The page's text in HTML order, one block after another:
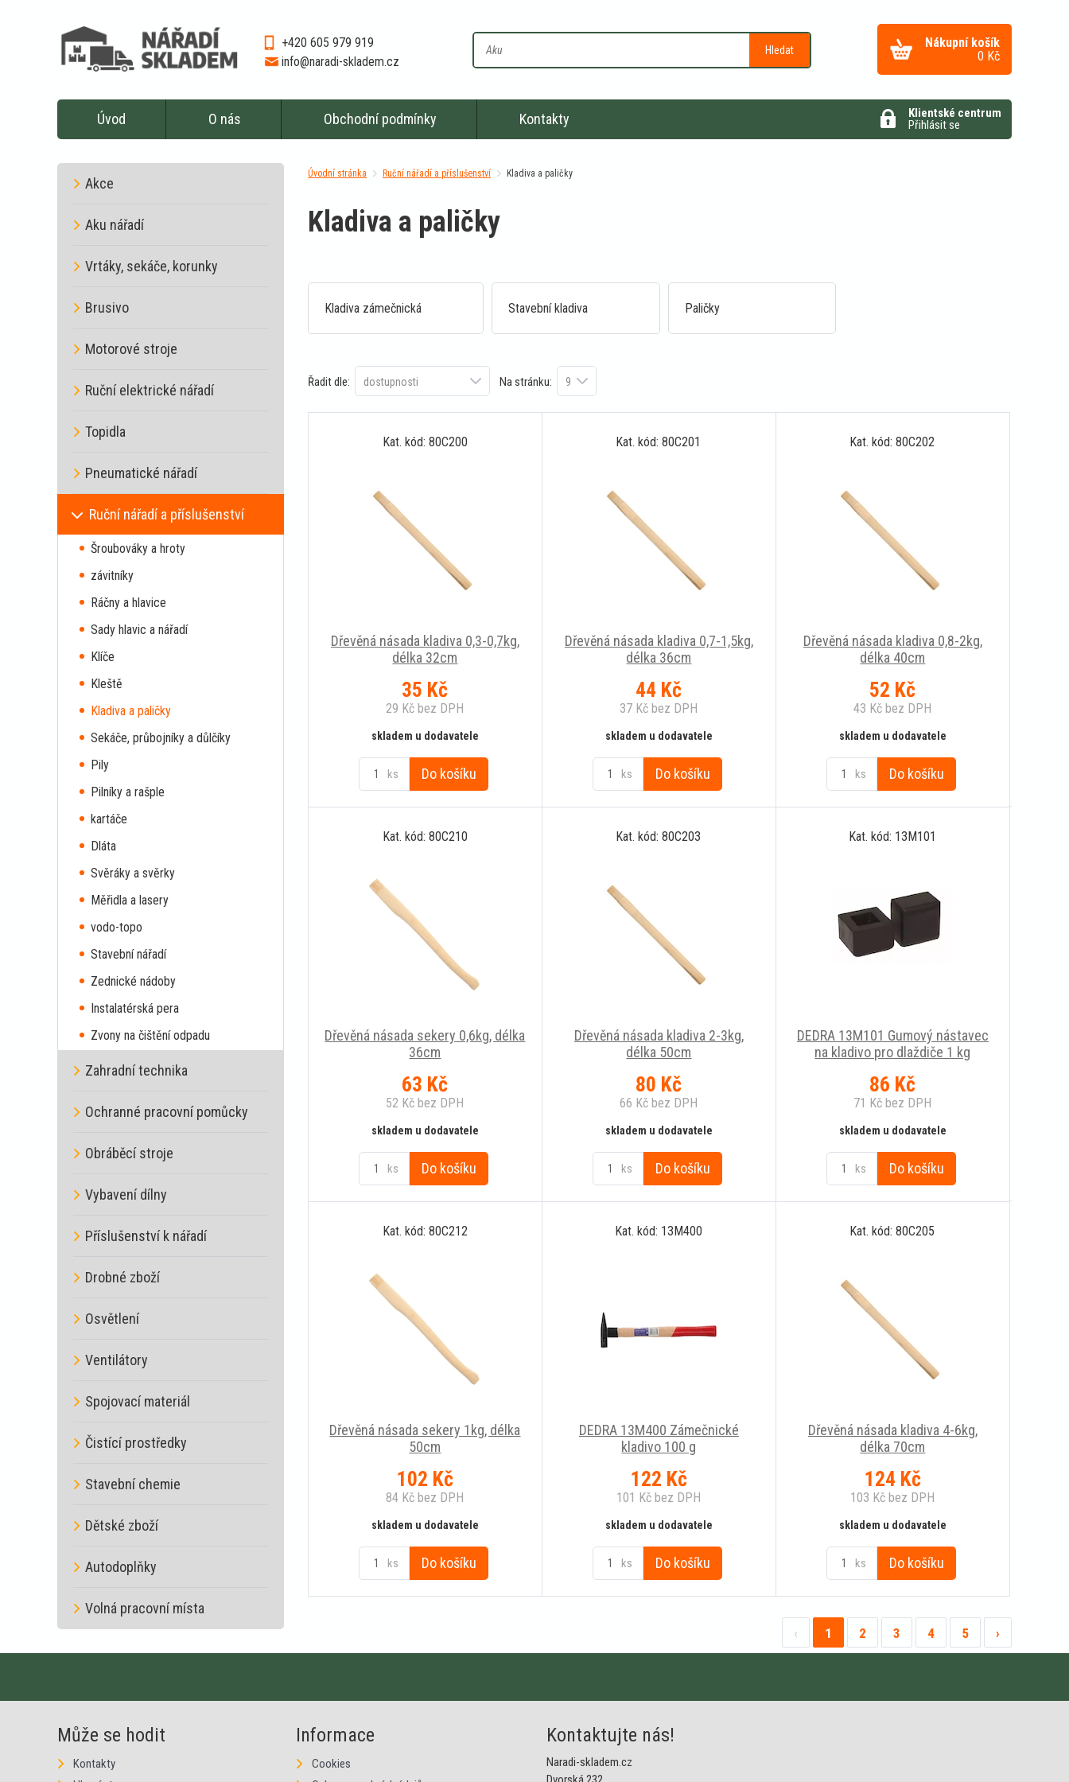
Úvod O nás Obchodní podmínky Kontakty
Hledat
Klientské centrum
Přihlásit se
+420 605 979 919
info@naradi-skladem.cz
Nákupní košík
0 Kč
Úvodní stránka Ruční nářadí a příslušenství Kladiva a paličky
Kladiva a paličky
Kladiva zámečnická Stavební kladiva Paličky
Řadit dle: Na stránku:
Kat. kód: 80C200
Dřevěná násada kladiva 0,3-0,7kg,
délka 32cm
35 Kč
29 Kč bez DPH
skladem u dodavatele
ks Do košíku
Kat. kód: 80C201
Dřevěná násada kladiva 0,7-1,5kg,
délka 36cm
44 Kč
37 Kč bez DPH
skladem u dodavatele
ks Do košíku
Kat. kód: 80C202
Dřevěná násada kladiva 0,8-2kg,
délka 40cm
52 Kč
43 Kč bez DPH
skladem u dodavatele
ks Do košíku
Kat. kód: 80C210
Dřevěná násada sekery 0,6kg, délka
36cm
63 Kč
52 Kč bez DPH
skladem u dodavatele
ks Do košíku
Kat. kód: 80C203
Dřevěná násada kladiva 2-3kg,
délka 50cm
80 Kč
66 Kč bez DPH
skladem u dodavatele
ks Do košíku
Kat. kód: 13M101
DEDRA 13M101 Gumový nástavec
na kladivo pro dlaždiče 1 kg
86 Kč
71 Kč bez DPH
skladem u dodavatele
ks Do košíku
Kat. kód: 80C212
Dřevěná násada sekery 1kg, délka
50cm
102 Kč
84 Kč bez DPH
skladem u dodavatele
ks Do košíku
Kat. kód: 13M400
DEDRA 13M400 Zámečnické
kladivo 100 g
122 Kč
101 Kč bez DPH
skladem u dodavatele
ks Do košíku
Kat. kód: 80C205
Dřevěná násada kladiva 4-6kg,
délka 70cm
124 Kč
103 Kč bez DPH
skladem u dodavatele
ks Do košíku
‹ 1 2 3 4 5 ›
Akce
Aku nářadí
Vrtáky, sekáče, korunky
Brusivo
Motorové stroje
Ruční elektrické nářadí
Topidla
Pneumatické nářadí
Ruční nářadí a příslušenství
Šroubováky a hroty
závitníky
Ráčny a hlavice
Sady hlavic a nářadí
Klíče
Kleště
Kladiva a paličky
Sekáče, průbojníky a důlčíky
Pily
Pilníky a rašple
kartáče
Dláta
Svěráky a svěrky
Měřidla a lasery
vodo-topo
Stavební nářadí
Zednické nádoby
Instalatérská pera
Zvony na čištění odpadu
Zahradní technika
Ochranné pracovní pomůcky
Obráběcí stroje
Vybavení dílny
Příslušenství k nářadí
Drobné zboží
Osvětlení
Ventilátory
Spojovací materiál
Čistící prostředky
Stavební chemie
Dětské zboží
Autodoplňky
Volná pracovní místa
Může se hodit
Kontakty
Informace
Cookies
Kontaktujte nás!
Naradi-skladem.cz